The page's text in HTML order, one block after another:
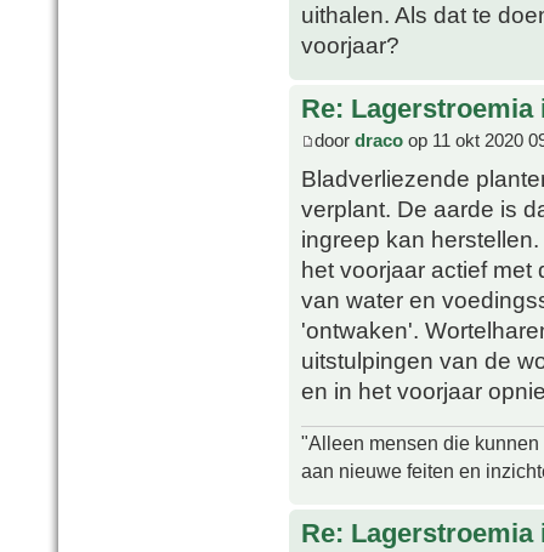
uithalen. Als dat te
voorjaar?
Re:
door draco op 11 okt 2020
Bladverliezende
verplant. De aarde is
ingreep kan
het voorjaar actief met
van water en
'ontwaken'.
uitstulpingen van de
en in het voorjaar
"Alleen mensen die
aan nieuwe feiten en
Re: